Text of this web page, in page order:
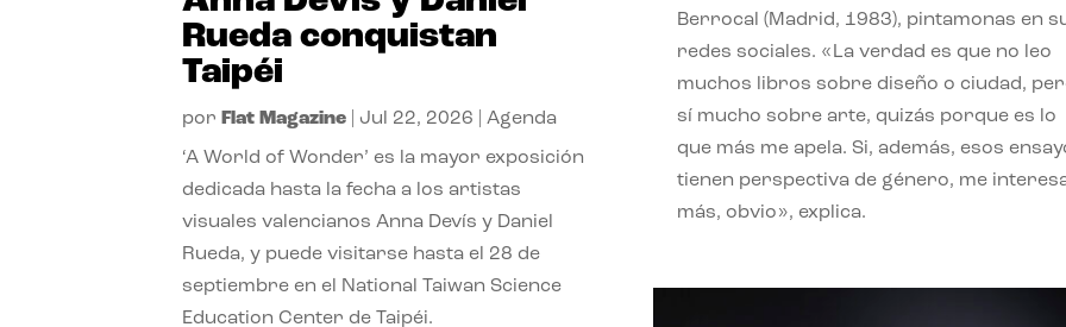
Rueda conquistan
Taipéi
por Flat Magazine Jul 22, 2026 |Agenda
‘A World of Wonder’ es la mayor exposición
dedicada hasta la fecha a los artistas
visuales valencianos Anna Devís y Daniel
Rueda, y puede visitarse hasta el 28 de
septiembre en el National Taiwan Science
Education Center de Taipéi.
Berrocal (Madrid, 1983), pintamonas en
redes sociales. «La verdad es que no leo
muchos libros sobre diseño o ciudad,
sí mucho sobre arte, quizás porque es lo
que más me apela. Si, además, esos
tienen perspectiva de género, me
más, obvio», explica.